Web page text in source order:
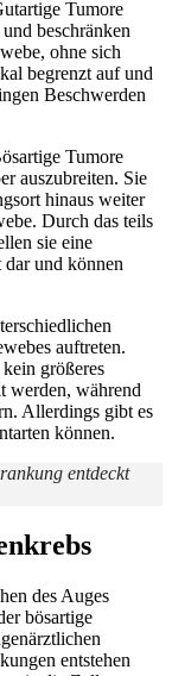
Tumore
beschränken
ohne sich
begrenzt auf und
Beschwerden
Tumore
auszubreiten. Sie
hinaus weiter
Durch das teils
sie eine
und können
auftreten.
größeres
werden, während
Allerdings gibt es
können.
entdeckt
des Auges
bösartige
entstehen